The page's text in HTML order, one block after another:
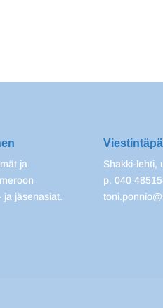
ja
ja jäsenasiat.
Shakki-lehti,
p. 040